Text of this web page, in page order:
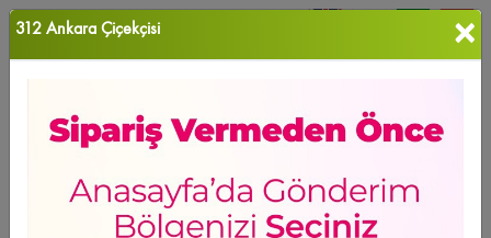
Ana Sayfa 10 MAYIS ANNELER GÜNÜ Lilyum&Kazablanka
Sıralama
312 Ankara Çiçekçisi ×